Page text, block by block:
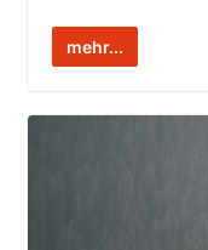
mehr...